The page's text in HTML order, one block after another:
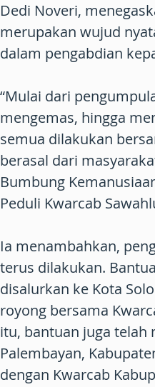
Dedi Noveri,
merupakan wujud
dalam pengabdian
“Mulai dari
mengemas, hingga
semua dilakukan
berasal dari
Bumbung
Peduli Kwarcab
Ia menambahkan,
terus dilakukan.
disalurkan ke Kota
royong bersama
itu, bantuan juga telah
Palembayan,
dengan Kwarcab